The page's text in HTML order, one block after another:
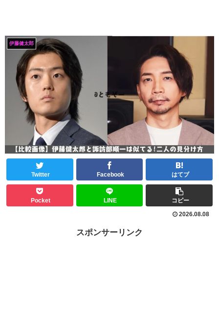
伊藤健太郎
Twitter Facebook はてブ
Pocket LINE
コピー
2026.08.08
スポンサーリンク